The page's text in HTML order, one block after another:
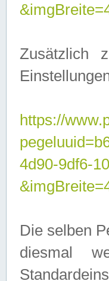
Zusätzlich
https://
4d90-9df6-
Die selben
diesmal